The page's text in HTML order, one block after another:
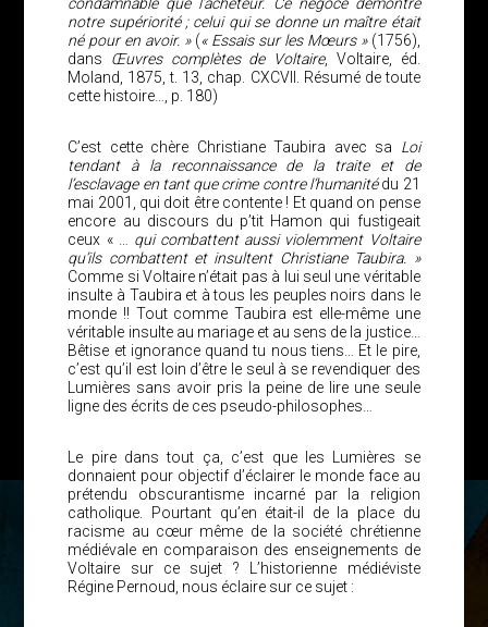
notre supériorité ; celui qui se donne un maître était
né pour en avoir. »(« Essais sur les Mœurs »(1756),
dans Œuvres complètes de Voltaire, Voltaire, éd.
Moland, 1875, t. 13, chap. CXCVII. Résumé de toute
cette histoire…, p. 180)
C’est cette chère Christiane Taubira avec sa Loi
tendant à la reconnaissance de la traite et de
l’esclavage en tant que crime contre l’humanitédu 21
mai 2001, qui doit être contente ! Et quand on pense
encore au discours du p’tit Hamon qui fustigeait
ceux « … qui combattent aussi violemment Voltaire
qu’ils combattent et insultent Christiane Taubira. »
Comme si Voltaire n’était pas à lui seul une véritable
insulte à Taubira et à tous les peuples noirs dans le
monde !! Tout comme Taubira est elle-même une
véritable insulte au mariage et au sens de la justice…
Bêtise et ignorance quand tu nous tiens… Et le pire,
c’est qu’il est loin d’être le seul à se revendiquer des
Lumières sans avoir pris la peine de lire une seule
ligne des écrits de ces pseudo-philosophes…
Le pire dans tout ça, c’est que les Lumières se
donnaient pour objectif d’éclairer le monde face au
prétendu obscurantisme incarné par la religion
catholique. Pourtant qu’en était-il de la place du
racisme au cœur même de la société chrétienne
médiévale en comparaison des enseignements de
Voltaire sur ce sujet ? L’historienne médiéviste
Régine Pernoud, nous éclaire sur ce sujet :